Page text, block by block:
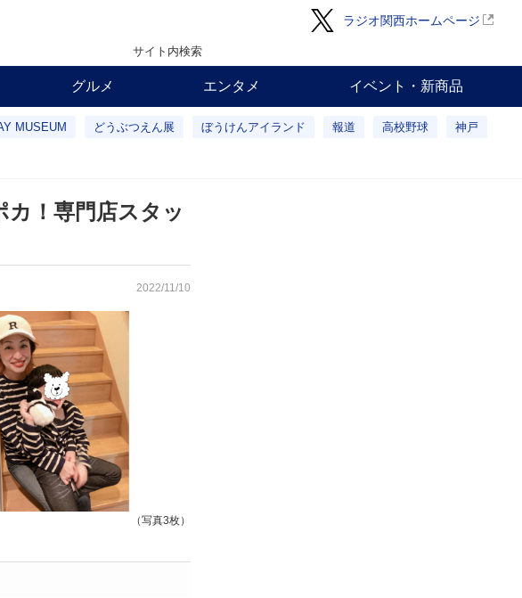
ラジオ関西ホームページ
サイト内検索
グルメ エンタメ イベント・新商品
MUSEUM どうぶつえん展 ぼうけんアイランド 報道 高校野球 神戸
！専門店スタッ
2022/11/10
（写真3枚）